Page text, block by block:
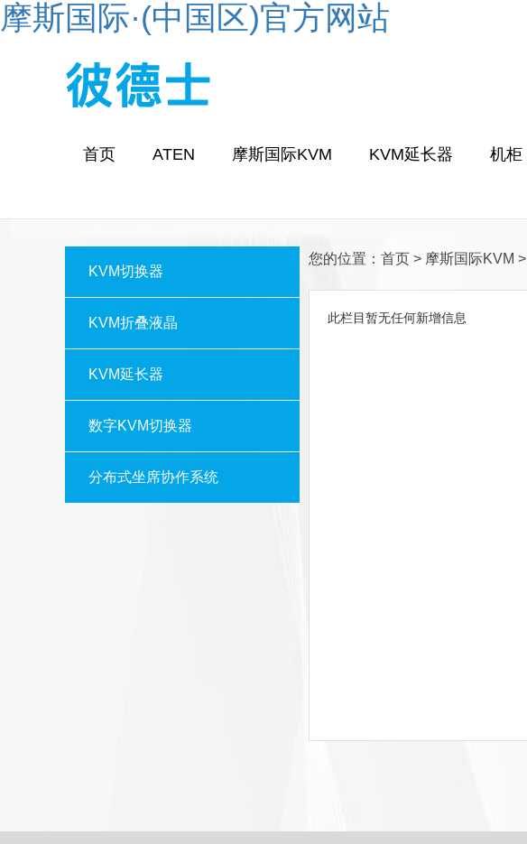
摩斯国际·(中国区)官方网站
首页 ATEN 摩斯国际KVM KVM延长器 机柜
KVM切换器
KVM折叠液晶
KVM延长器
数字KVM切换器
分布式坐席协作系统
您的位置： 首页 > 摩斯国际KVM >
此栏目暂无任何新增信息